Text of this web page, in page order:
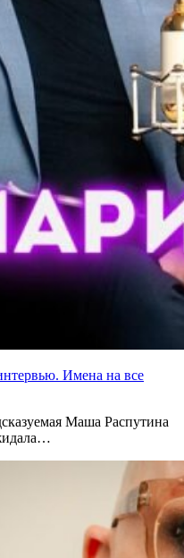
Имена на все
Маша Распутина